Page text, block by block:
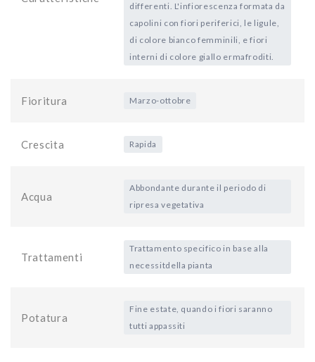
differenti. L'infiorescenza formata da
capolini con fiori periferici, le ligule,
di colore bianco femminili, e fiori
interni di colore giallo ermafroditi.
Fioritura Marzo-ottobre
Crescita Rapida
Acqua
Abbondante durante il periodo di
ripresa vegetativa
Trattamenti
Trattamento specifico in base alla
necessitdella pianta
Potatura
Fine estate, quando i fiori saranno
tutti appassiti